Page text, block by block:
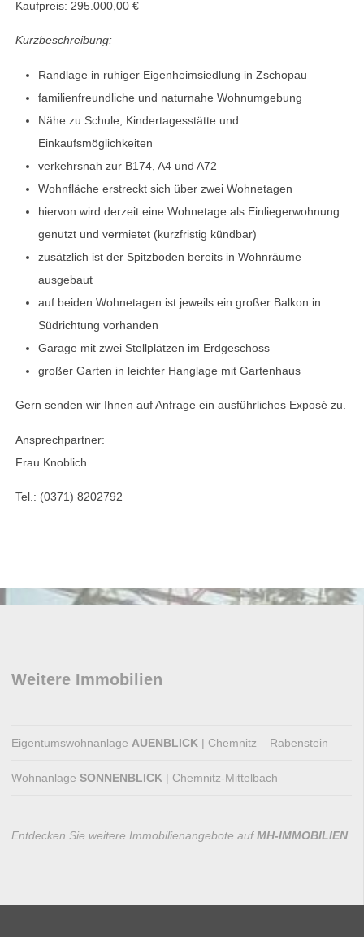
Kaufpreis: 295.000,00 €
Kurzbeschreibung:
Randlage in ruhiger Eigenheimsiedlung in Zschopau
familienfreundliche und naturnahe Wohnumgebung
Nähe zu Schule, Kindertagesstätte und
Einkaufsmöglichkeiten
verkehrsnah zur B174, A4 und A72
Wohnfläche erstreckt sich über zwei Wohnetagen
hiervon wird derzeit eine Wohnetage als Einliegerwohnung
genutzt und vermietet (kurzfristig kündbar)
zusätzlich ist der Spitzboden bereits in Wohnräume
ausgebaut
auf beiden Wohnetagen ist jeweils ein großer Balkon in
Südrichtung vorhanden
Garage mit zwei Stellplätzen im Erdgeschoss
großer Garten in leichter Hanglage mit Gartenhaus
Gern senden wir Ihnen auf Anfrage ein ausführliches Exposé zu.
Ansprechpartner:
Frau Knoblich
Tel.: (0371) 8202792
Weitere Immobilien
Eigentumswohnanlage AUENBLICK | Chemnitz – Rabenstein
WohnanlageSONNENBLICK | Chemnitz-Mittelbach
Entdecken Sie weitere Immobilienangebote aufMH-IMMOBILIEN